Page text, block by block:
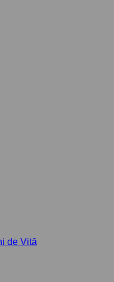
de Vită